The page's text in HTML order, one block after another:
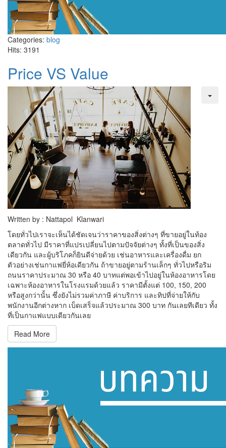
Categories: blog
Hits: 3191
Price VS Value
Written by : Nattapol Klanwari
โดยทั่วไปเราจะเห็นได้ชัดเจนว่าราคาของสิ่งต่างๆ ที่ขายอยู่ในท้อง
ตลาดทั่วไป มีราคาที่แปรเปลี่ยนไปตามปัจจัยต่างๆ ทั้งที่เป็นของสิ่ง
เดียวกัน และผู้บริโภคก็ยินดีจ่ายด้วย เช่นอาหารและเครื่องดื่ม ยก
ตัวอย่างเช่นกาแฟยี่ห้อเดียวกัน ถ้าขายอยู่ตามร้านเล็กๆ ทั่วไปหรือริม
ถนนราคาประมาณ 30 หรือ 40 บาทแต่พอเข้าไปอยู่ในห้องอาหารโดย
เฉพาะห้องอาหารในโรงแรมด้วยแล้ว ราคามีตั้งแต่ 100, 150, 200
หรือสูงกว่านั้น ซึ่งยังไม่รวมค่าภาษี ค่าบริการ และทิปที่จ่ายให้กับ
พนักงานอีกต่างหาก เบ็ดเสร็จแล้วประมาณ 300 บาท กันเลยทีเดียว ทั้ง
ที่เป็นกาแฟแบบเดียวกันเลย
Read More